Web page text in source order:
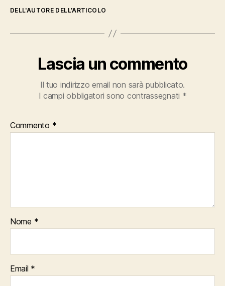
DELL'AUTORE DELL'ARTICOLO
Lascia un commento
Il tuo indirizzo email non sarà pubblicato.
I campi obbligatori sono contrassegnati *
Commento *
Nome *
Email *